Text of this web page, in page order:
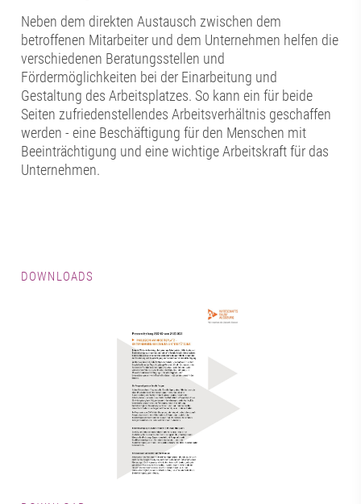
Neben dem direkten Austausch zwischen dem
betroffenen Mitarbeiter und dem Unternehmen helfen die
verschiedenen Beratungsstellen und
Fördermöglichkeiten bei der Einarbeitung und
Gestaltung des Arbeitsplatzes. So kann ein für beide
Seiten zufriedenstellendes Arbeitsverhältnis geschaffen
werden - eine Beschäftigung für den Menschen mit
Beeinträchtigung und eine wichtige Arbeitskraft für das
Unternehmen.
DOWNLOADS